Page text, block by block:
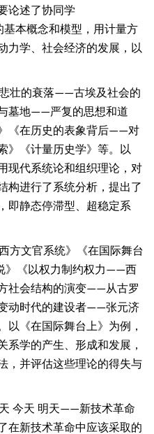
论述了协同学
基本概念和模型，用计量方
力学、社会经济的发展，以
壮的衰落——古埃及社会的
墓地——严复的思想和道
《在历史的表象背后——对
》《计量历史学》等。以
现代系统论和组织理论，对
构进行了系统分析，提出了
即静态停滞型、超稳定系
方文官系统》《在国际舞台
》《以权力制约权力——西
社会结构的演变——从古罗
动时代的建设者——张元济
以《在国际舞台上》为例，
系学的产生、形成和发展，
，并评估这些理论的得失与
今天 明天——新技术革命
在新技术革命中应该采取的